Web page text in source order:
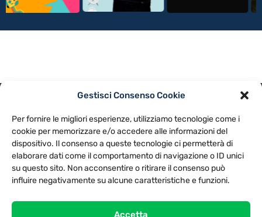
Gestisci Consenso Cookie
Per fornire le migliori esperienze, utilizziamo tecnologie come i
cookie per memorizzare e/o accedere alle informazioni del
dispositivo. Il consenso a queste tecnologie ci permetterà di
elaborare dati come il comportamento di navigazione o ID unici
su questo sito. Non acconsentire o ritirare il consenso può
influire negativamente su alcune caratteristiche e funzioni.
Accetta
NOTE LEGALI
CONTATTACI PREFERENZE
TV LIBERA S.P.A.
Via Monteleonese 95/21 – 51100 Pistoia (PT)
Tel. 0573.9136 / Fax 0573.913615